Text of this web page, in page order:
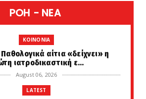
POH - NEA
KOINONIA
αίτια «δείχνει» η
ιατροδικαστική ε...
August 06, 2026
LATEST